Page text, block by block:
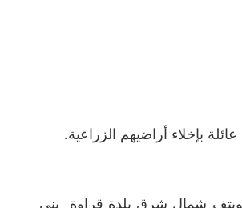
شمال شرق بلدة قراوة بني